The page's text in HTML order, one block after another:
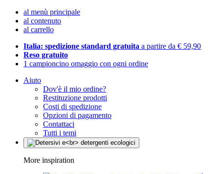
al menù principale
al contenuto
al carrello
Italia: spedizione standard gratuita a partire da € 59,90
Reso gratuito
1 campioncino omaggio con ogni ordine
Aiuto
Dov'è il mio ordine?
Restituzione prodotti
Costi di spedizione
Opzioni di pagamento
Contattaci
Tutti i temi
More inspiration